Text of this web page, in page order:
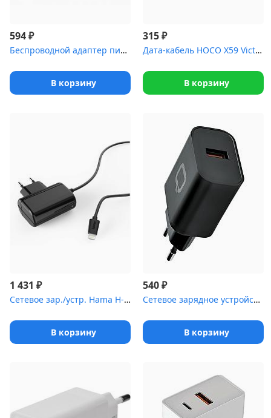
594₽
Беспроводной адаптер питания на присосках Cablexpert MP3A-PC-33, ...
В корзину
315₽
Дата-кабель HOCO X59 Victory 3м 2,4A (black)
В корзину
1 431 ₽
Сетевое зар./устр. Hama H-183267 1A для Apple черный (00183267)
В корзину
540₽
Сетевое зарядное устройство Qumo (Charger 0048), 1 USB, 3A, черны...
В корзину